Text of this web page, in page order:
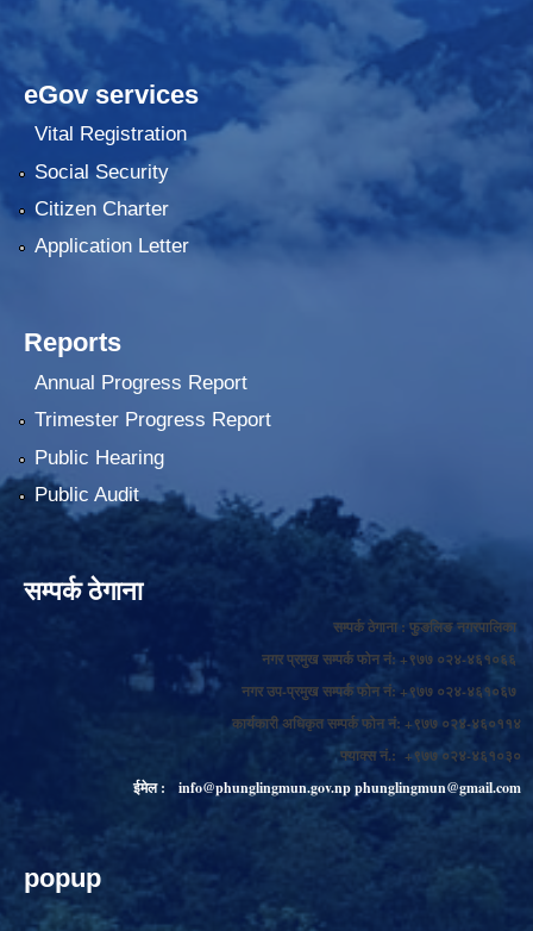
eGov services
Vital Registration
Social Security
Citizen Charter
Application Letter
Reports
Annual Progress Report
Trimester Progress Report
Public Hearing
Public Audit
सम्पर्क ठेगाना
सम्पर्क ठेगाना : फुङलिङ नगरपालिका
नगर प्रमुख सम्पर्क फोन नं: +९७७ ०२४-४६१०६६
नगर उप-प्रमुख सम्पर्क फोन नं: +९७७ ०२४-४६१०६७
कार्यकारी अधिकृत सम्पर्क फोन नं: +९७७ ०२४-४६०११४
फ्याक्स नं.: +९७७ ०२४-४६१०३०
ईमेल :
info@phunglingmun.gov.npphunglingmun@gmail.com
popup